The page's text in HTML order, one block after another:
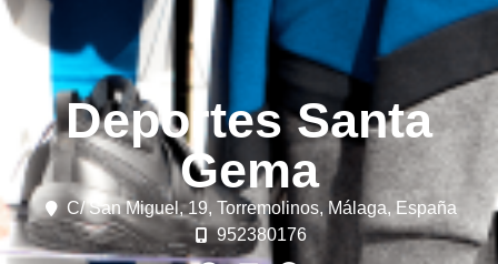
Deportes Santa
Gema
C/ San Miguel, 19, Torremolinos, Málaga, España
952380176